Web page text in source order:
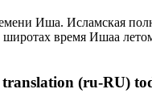
Иша. Исламская
широтах время Ишаа
(ru-RU)